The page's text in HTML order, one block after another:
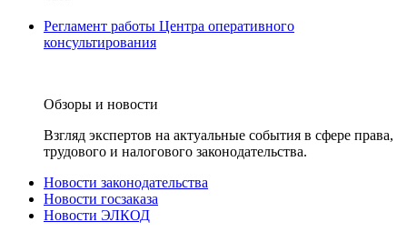
Регламент работы Центра оперативного
консультирования
Обзоры и новости
Взгляд экспертов на актуальные события в сфере права,
трудового и налогового законодательства.
Новости законодательства
Новости госзаказа
Новости ЭЛКОД